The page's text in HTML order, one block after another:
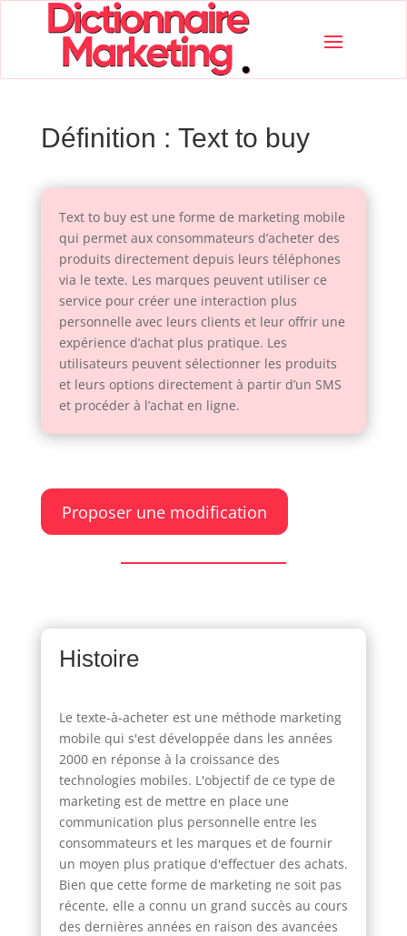
Définition : Text to buy
Text to buy est une forme de marketing mobile
qui permet aux consommateurs d’acheter des
produits directement depuis leurs téléphones
via le texte. Les marques peuvent utiliser ce
service pour créer une interaction plus
personnelle avec leurs clients et leur offrir une
expérience d’achat plus pratique. Les
utilisateurs peuvent sélectionner les produits
et leurs options directement à partir d’un SMS
et procéder à l’achat en ligne.
Proposer une modification
Histoire
Le texte-à-acheter est une méthode marketing
mobile qui s'est développée dans les années
2000 en réponse à la croissance des
technologies mobiles. L'objectif de ce type de
marketing est de mettre en place une
communication plus personnelle entre les
consommateurs et les marques et de fournir
un moyen plus pratique d'effectuer des achats.
Bien que cette forme de marketing ne soit pas
récente, elle a connu un grand succès au cours
des dernières années en raison des avancées